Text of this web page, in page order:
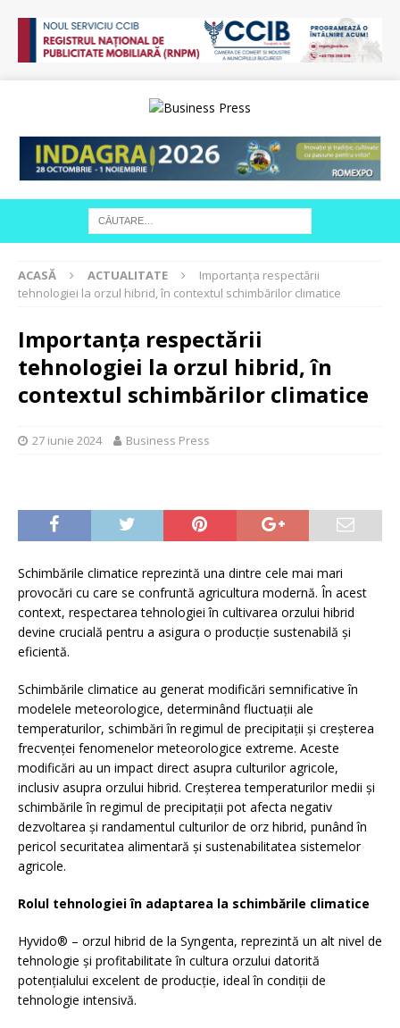
ACASĂ ACTUALITATE
Importanța respectării
tehnologiei la orzul hibrid, în contextul schimbărilor climatice
Importanța respectării
tehnologiei la orzul hibrid, în
contextul schimbărilor climatice
27 iunie 2024 Business Press
Schimbările climatice reprezintă una dintre cele mai mari
provocări cu care se confruntă agricultura modernă. În acest
context, respectarea tehnologiei în cultivarea orzului hibrid
devine crucială pentru a asigura o producție sustenabilă și
eficientă.
Schimbările climatice au generat modificări semnificative în
modelele meteorologice, determinând fluctuații ale
temperaturilor, schimbări în regimul de precipitații și creșterea
frecvenței fenomenelor meteorologice extreme. Aceste
modificări au un impact direct asupra culturilor agricole,
inclusiv asupra orzului hibrid. Creșterea temperaturilor medii și
schimbările în regimul de precipitații pot afecta negativ
dezvoltarea și randamentul culturilor de orz hibrid, punând în
pericol securitatea alimentară și sustenabilitatea sistemelor
agricole.
Rolul tehnologiei în adaptarea la schimbările climatice
Hyvido® – orzul hibrid de la Syngenta, reprezintă un alt nivel de
tehnologie și profitabilitate în cultura orzului datorită
potențialului excelent de producție, ideal în condiții de
tehnologie intensivă.